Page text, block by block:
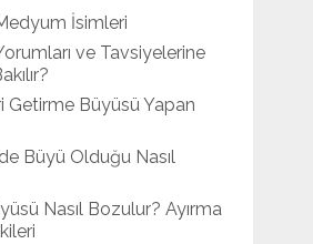
İsimleri
ve Tavsiyelerine
Getirme Büyüsü Yapan
Büyü Olduğu Nasıl
Nasıl Bozulur? Ayırma